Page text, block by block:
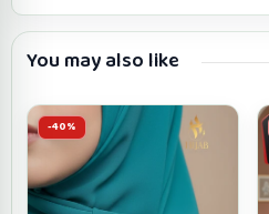
You may also like
-40%